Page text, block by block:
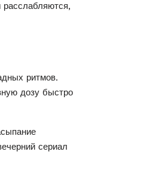
ритмов.
дозу быстро
сериал